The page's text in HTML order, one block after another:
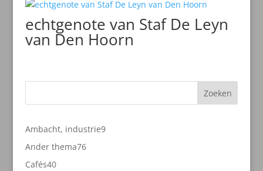
echtgenote van Staf De Leyn
van Den Hoorn
Zoeken
Ambacht, industrie99
Ander thema7676
Cafés4040